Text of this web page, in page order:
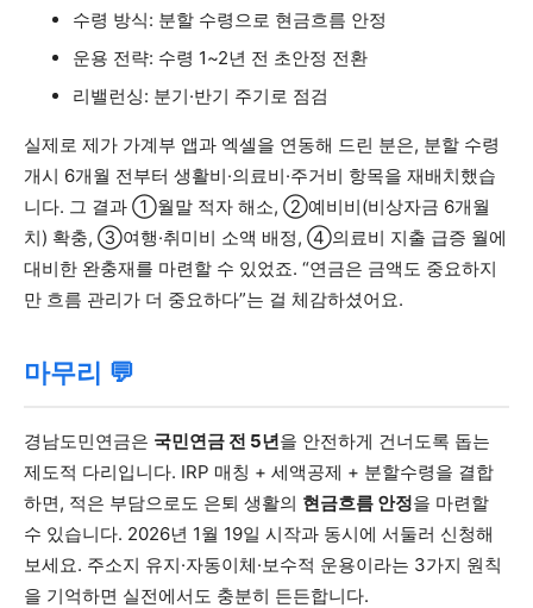
수령 방식: 분할 수령으로 현금흐름 안정
운용 전략: 수령 1~2년 전 초안정 전환
리밸런싱: 분기·반기 주기로 점검
실제로 제가 가계부 앱과 엑셀을 연동해 드린 분은, 분할 수령
개시 6개월 전부터 생활비·의료비·주거비 항목을 재배치했습
니다. 그 결과 ①월말 적자 해소, ②예비비(비상자금 6개월
치) 확충, ③여행·취미비 소액 배정, ④의료비 지출 급증 월에
대비한 완충재를 마련할 수 있었죠. “연금은 금액도 중요하지
만 흐름 관리가 더 중요하다”는 걸 체감하셨어요.
마무리 💬
경남도민연금은 국민연금 전 5년을 안전하게 건너도록 돕는
제도적 다리입니다. IRP 매칭 + 세액공제 + 분할수령을 결합
하면, 적은 부담으로도 은퇴 생활의 현금흐름 안정을 마련할
수 있습니다. 2026년 1월 19일 시작과 동시에 서둘러 신청해
보세요. 주소지 유지·자동이체·보수적 운용이라는 3가지 원칙
을 기억하면 실전에서도 충분히 든든합니다.